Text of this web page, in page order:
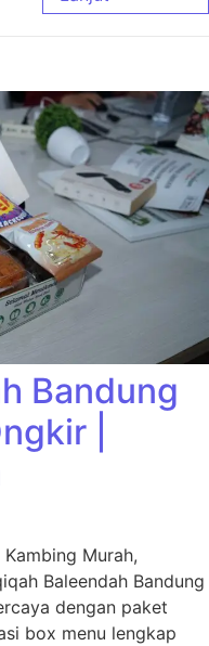
Bandung
|
Murah,
Baleendah Bandung
dengan paket
box menu lengkap